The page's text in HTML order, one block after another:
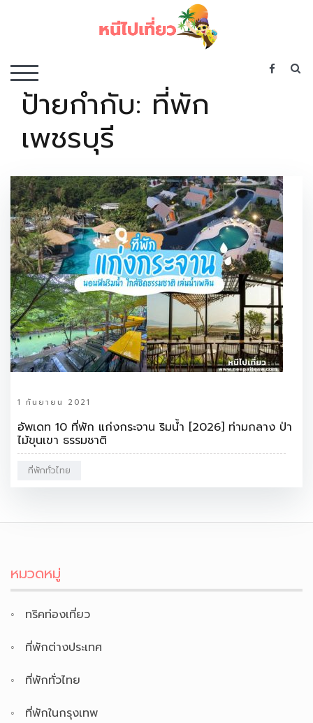
TOGGLE MOBILE MENU
ป้ายกำกับ: ที่พัก
เพชรบุรี
1 กันยายน 2021
อัพเดท 10 ที่พัก แก่งกระจาน ริมน้ำ [2026] ท่ามกลาง ป่า
ไม้ขุนเขา ธรรมชาติ
ที่พักทั่วไทย
หมวดหมู่
ทริคท่องเที่ยว
ที่พักต่างประเทศ
ที่พักทั่วไทย
ที่พักในกรุงเทพ